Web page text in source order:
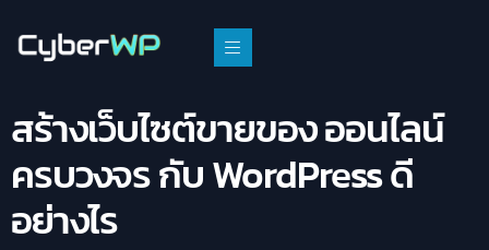
สร้างเว็บไซต์ขายของ ออนไลน์
ครบวงจร กับ WordPress ดี
อย่างไร